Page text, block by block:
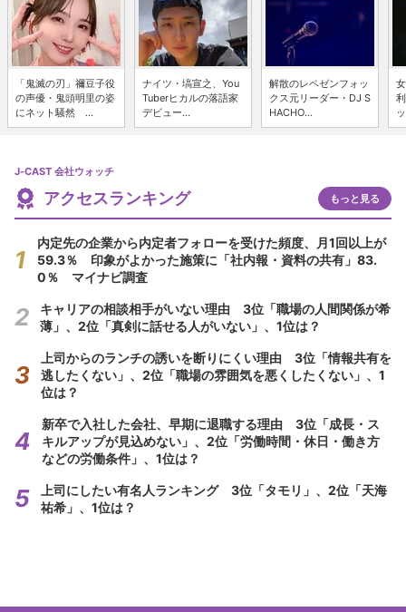
「鬼滅の刃」禰豆子役
の声優・鬼頭明里の姿
にネット騒然 ...
ナイツ・塙宣之、You
Tuberヒカルの落語家
デビュー...
解散のレペゼンフォッ
クス元リーダー・DJ S
HACHO...
J-CAST 会社ウォッチ
アクセスランキング もっと見る
内定先の企業から内定者フォローを受けた頻度、月1回以上が
59.3％ 印象がよかった施策に「社内報・資料の共有」83.
0％ マイナビ調査
キャリアの相談相手がいない理由 3位「職場の人間関係が希
薄」、2位「真剣に話せる人がいない」、1位は？
上司からのランチの誘いを断りにくい理由 3位「情報共有を
逃したくない」、2位「職場の雰囲気を悪くしたくない」、1
位は？
新卒で入社した会社、早期に退職する理由 3位「成長・ス
キルアップが見込めない」、2位「労働時間・休日・働き方
などの労働条件」、1位は？
上司にしたい有名人ランキング 3位「タモリ」、2位「天海
祐希」、1位は？